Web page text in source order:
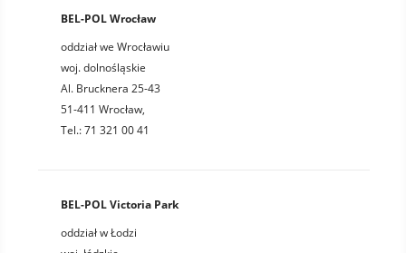
BEL-POL Wrocław
oddział we Wrocławiu
woj. dolnośląskie
Al. Brucknera 25-43
51-411 Wrocław,
Tel.: 71 321 00 41
BEL-POL Victoria Park
oddział w Łodzi